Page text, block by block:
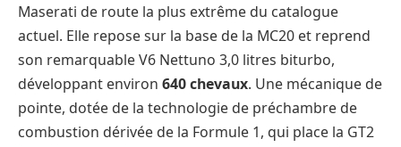
Maserati de route la plus extrême du catalogue
actuel. Elle repose sur la base de la MC20 et reprend
son remarquable V6 Nettuno 3,0 litres biturbo,
développant environ 640 chevaux. Une mécanique de
pointe, dotée de la technologie de préchambre de
combustion dérivée de la Formule 1, qui place la GT2